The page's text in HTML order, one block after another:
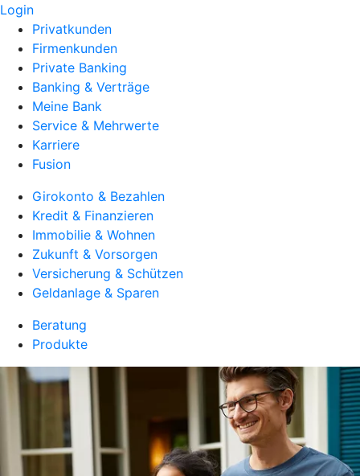
Login
Privatkunden
Firmenkunden
Private Banking
Banking & Verträge
Meine Bank
Service & Mehrwerte
Karriere
Fusion
Girokonto & Bezahlen
Kredit & Finanzieren
Immobilie & Wohnen
Zukunft & Vorsorgen
Versicherung & Schützen
Geldanlage & Sparen
Beratung
Produkte